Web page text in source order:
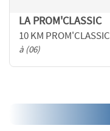
LA PROM'CLASSIC
10 KM PROM'CLASSIC
à (06)